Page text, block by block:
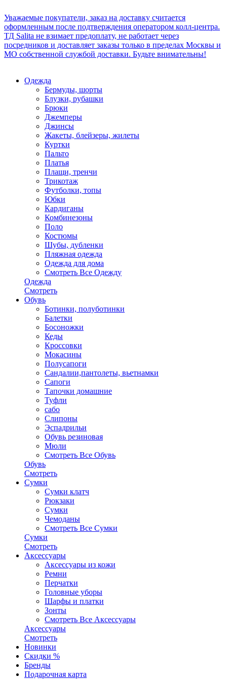
Уважаемые покупатели, заказ на доставку считается
оформленным после подтверждения оператором колл-центра.
ТД Salita не взимает предоплату, не работает через
посредников и доставляет заказы только в пределах Москвы и
МО собственной службой доставки. Будьте внимательны!
Одежда
Бермуды, шорты
Блузки, рубашки
Брюки
Джемперы
Джинсы
Жакеты, блейзеры, жилеты
Куртки
Пальто
Платья
Плащи, тренчи
Трикотаж
Футболки, топы
Юбки
Кардиганы
Комбинезоны
Поло
Костюмы
Шубы, дубленки
Пляжная одежда
Одежда для дома
Смотреть Все Одежду
Одежда
Смотреть
Обувь
Ботинки, полуботинки
Балетки
Босоножки
Кеды
Кроссовки
Мокасины
Полусапоги
Сандалии,пантолеты, вьетнамки
Сапоги
Тапочки домашние
Туфли
сабо
Слипоны
Эспадрильи
Обувь резиновая
Мюли
Смотреть Все Обувь
Обувь
Смотреть
Сумки
Сумки клатч
Рюкзаки
Сумки
Чемоданы
Смотреть Все Сумки
Сумки
Смотреть
Аксессуары
Аксессуары из кожи
Ремни
Перчатки
Головные уборы
Шарфы и платки
Зонты
Смотреть Все Аксессуары
Аксессуары
Смотреть
Новинки
Скидки %
Бренды
Подарочная карта